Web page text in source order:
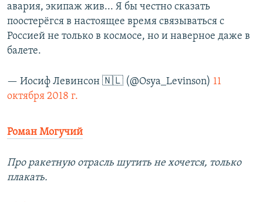
авария, экипаж жив... Я бы честно сказать
поостерёгся в настоящее время связываться с
Россией не только в космосе, но и наверное даже в
балете.
— Иосиф Лeвинcoн 🇳🇱 (@Osya_Levinson) 11
октября 2018 г.
Роман Могучий
Про ракетную отрасль шутить не хочется, только
плакать.